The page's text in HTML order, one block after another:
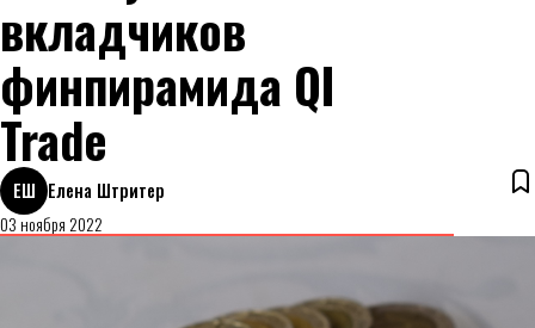
вкладчиков
финпирамида QI
Trade
ЕШ Елена Штритер
03 ноября 2022